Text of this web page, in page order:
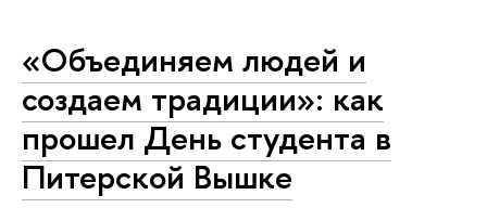
«Объединяем людей и
создаем традиции»: как
прошел День студента в
Питерской Вышке